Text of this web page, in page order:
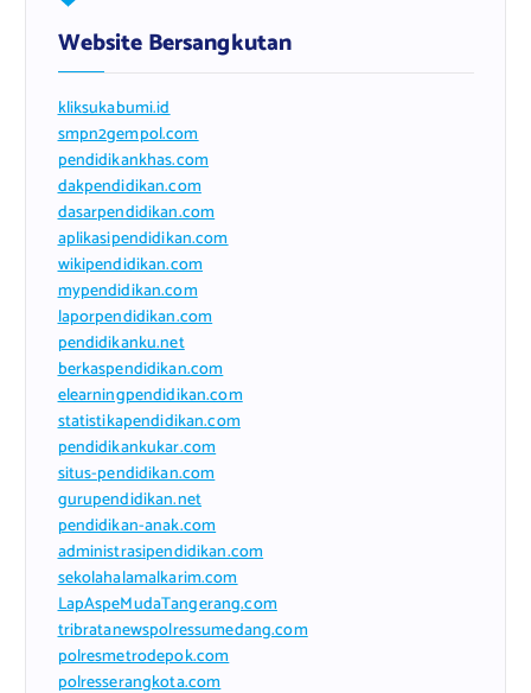
Website Bersangkutan
kliksukabumi.id
smpn2gempol.com
pendidikankhas.com
dakpendidikan.com
dasarpendidikan.com
aplikasipendidikan.com
wikipendidikan.com
mypendidikan.com
laporpendidikan.com
pendidikanku.net
berkaspendidikan.com
elearningpendidikan.com
statistikapendidikan.com
pendidikankukar.com
situs-pendidikan.com
gurupendidikan.net
pendidikan-anak.com
administrasipendidikan.com
sekolahalamalkarim.com
LapAspeMudaTangerang.com
tribratanewspolressumedang.com
polresmetrodepok.com
polresserangkota.com